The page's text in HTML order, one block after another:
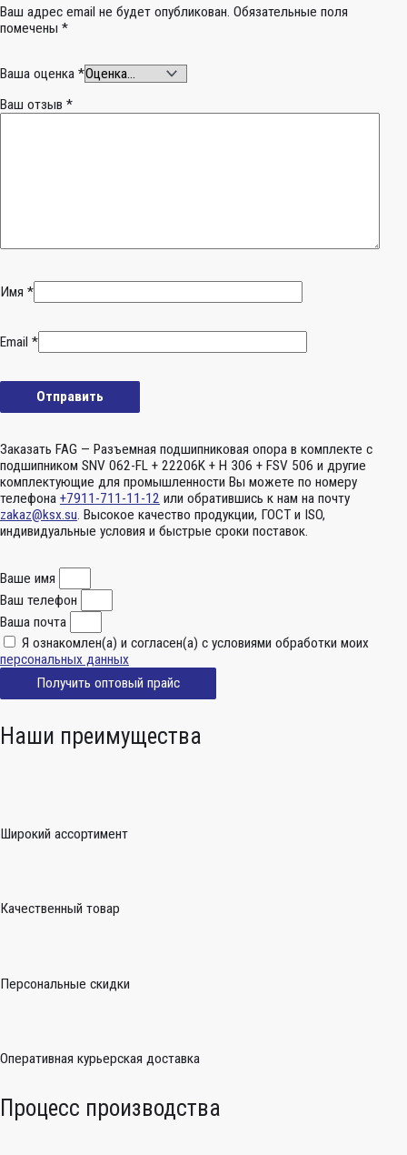
Ваш адрес email не будет опубликован. Обязательные поля
помечены *
Ваша оценка *
Ваш отзыв *
Имя *
Email *
Заказать FAG — Разъемная подшипниковая опора в комплекте с
подшипником SNV 062-FL + 22206K + H 306 + FSV 506 и другие
комплектующие для промышленности Вы можете по номеру
телефона +7911-711-11-12 или обратившись к нам на почту
zakaz@ksx.su. Высокое качество продукции, ГОСТ и ISO,
индивидуальные условия и быстрые сроки поставок.
Ваше имя
Ваш телефон
Ваша почта
Я ознакомлен(а) и согласен(а) с условиями обработки моих
персональных данных
Получить оптовый прайс
Наши преимущества
Широкий ассортимент
Качественный товар
Персональные скидки
Оперативная курьерская доставка
Процесс производства